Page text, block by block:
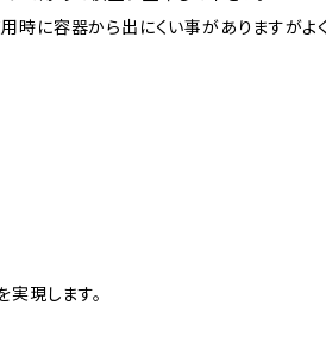
に容器から出にくい事がありますがよ
現します。